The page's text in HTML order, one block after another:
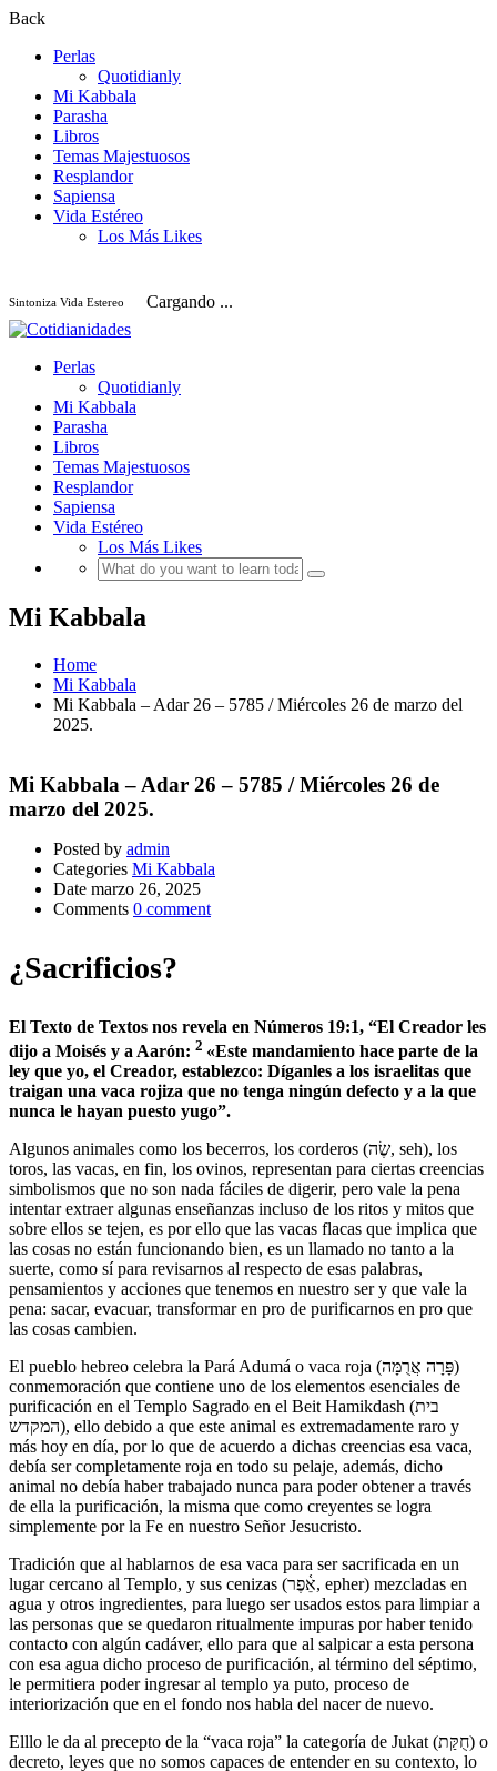
Back
Perlas
Quotidianly
Mi Kabbala
Parasha
Libros
Temas Majestuosos
Resplandor
Sapiensa
Vida Estéreo
Los Más Likes
Sintoniza Vida Estereo Cargando ...
Perlas
Quotidianly
Mi Kabbala
Parasha
Libros
Temas Majestuosos
Resplandor
Sapiensa
Vida Estéreo
Los Más Likes
Mi Kabbala
Home
Mi Kabbala
Mi Kabbala – Adar 26 – 5785 / Miércoles 26 de marzo del
2025.
Mi Kabbala – Adar 26 – 5785 / Miércoles 26 de
marzo del 2025.
Posted by admin
Categories Mi Kabbala
Date marzo 26, 2025
Comments 0 comment
¿Sacrificios?
El Texto de Textos nos revela en Números 19:1, “El Creador les
dijo a Moisés y a Aarón: 2 «Este mandamiento hace parte de la
ley que yo, el Creador, establezco: Díganles a los israelitas que
traigan una vaca rojiza que no tenga ningún defecto y a la que
nunca le hayan puesto yugo”.
Algunos animales como los becerros, los corderos (שֶׂה, seh), los
toros, las vacas, en fin, los ovinos, representan para ciertas creencias
simbolismos que no son nada fáciles de digerir, pero vale la pena
intentar extraer algunas enseñanzas incluso de los ritos y mitos que
sobre ellos se tejen, es por ello que las vacas flacas que implica que
las cosas no están funcionando bien, es un llamado no tanto a la
suerte, como sí para revisarnos al respecto de esas palabras,
pensamientos y acciones que tenemos en nuestro ser y que vale la
pena: sacar, evacuar, transformar en pro de purificarnos en pro que
las cosas cambien.
El pueblo hebreo celebra la Pará Adumá o vaca roja (פָּרָה אֲרֻמָּה)
conmemoración que contiene uno de los elementos esenciales de
purificación en el Templo Sagrado en el Beit Hamikdash (בית
המקדש), ello debido a que este animal es extremadamente raro y
más hoy en día, por lo que de acuerdo a dichas creencias esa vaca,
debía ser completamente roja en todo su pelaje, además, dicho
animal no debía haber trabajado nunca para poder obtener a través
de ella la purificación, la misma que como creyentes se logra
simplemente por la Fe en nuestro Señor Jesucristo.
Tradición que al hablarnos de esa vaca para ser sacrificada en un
lugar cercano al Templo, y sus cenizas (אֵ֫פֶר, epher) mezcladas en
agua y otros ingredientes, para luego ser usados estos para limpiar a
las personas que se quedaron ritualmente impuras por haber tenido
contacto con algún cadáver, ello para que al salpicar a esta persona
con esa agua dicho proceso de purificación, al término del séptimo,
le permitiera poder ingresar al templo ya puto, proceso de
interiorización que en el fondo nos habla del nacer de nuevo.
Elllo le da al precepto de la “vaca roja” la categoría de Jukat (חֻקַּת) o
decreto, leyes que no somos capaces de entender en su contexto, lo